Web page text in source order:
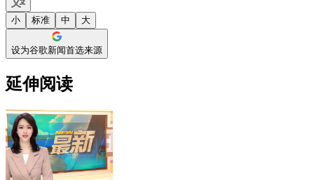
小 标准 中 大
设为谷歌新闻首选来源
延伸阅读